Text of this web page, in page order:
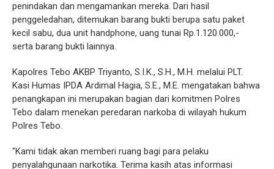
penindakan dan mengamankan mereka. Dari hasil
penggeledahan, ditemukan barang bukti berupa satu paket
kecil sabu, dua unit handphone, uang tunai Rp.1.120.000,-
serta barang bukti lainnya.
Kapolres Tebo AKBP Triyanto, S.I.K., S.H., M.H. melalui PLT.
Kasi Humas IPDA Ardimal Hagia, S.E., M.E. mengatakan bahwa
penangkapan ini merupakan bagian dari komitmen Polres
Tebo dalam menekan peredaran narkoba di wilayah hukum
Polres Tebo.
"Kami tidak akan memberi ruang bagi para pelaku
penyalahgunaan narkotika. Terima kasih atas informasi